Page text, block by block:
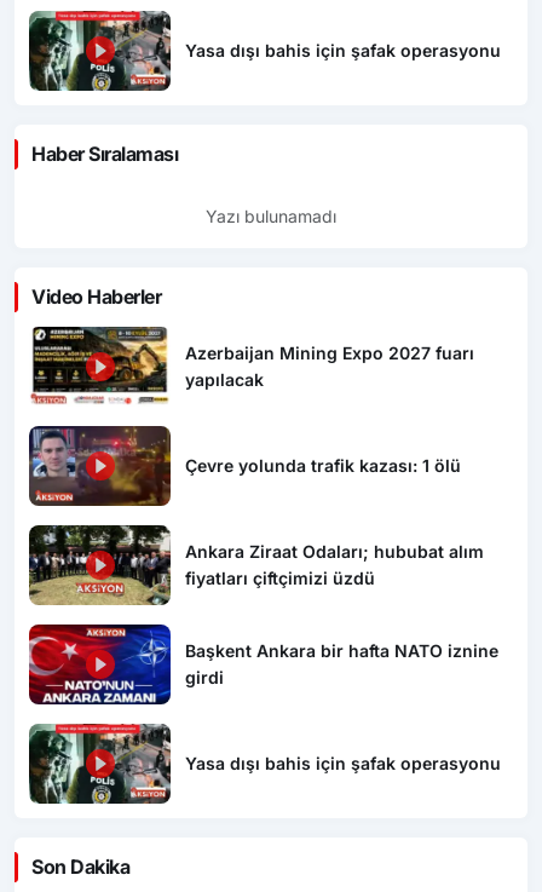
Yasa dışı bahis için şafak operasyonu
Haber Sıralaması
Yazı bulunamadı
Video Haberler
Azerbaijan Mining Expo 2027 fuarı
yapılacak
Çevre yolunda trafik kazası: 1 ölü
Ankara Ziraat Odaları; hububat alım
fiyatları çiftçimizi üzdü
Başkent Ankara bir hafta NATO iznine
girdi
Yasa dışı bahis için şafak operasyonu
Son Dakika